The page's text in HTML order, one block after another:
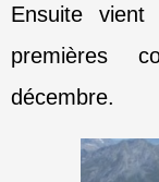
Ensuite
premières
décembre.